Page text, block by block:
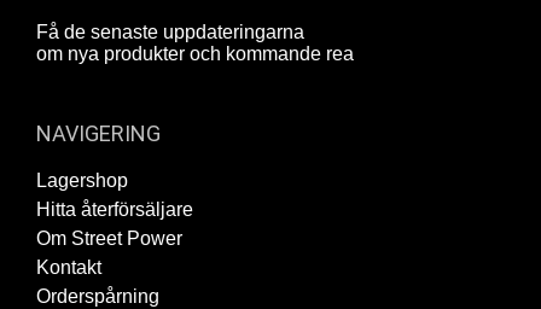
Få de senaste uppdateringarna
om nya produkter och kommande rea
NAVIGERING
Lagershop
Hitta återförsäljare
Om Street Power
Kontakt
Orderspårning